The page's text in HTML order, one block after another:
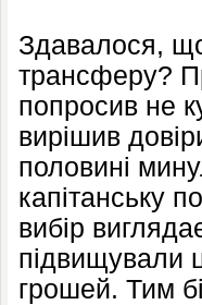
Здавалося,
трансферу?
попросив не
вирішив
половині
капітанську
вибір
підвищували
грошей. Тим